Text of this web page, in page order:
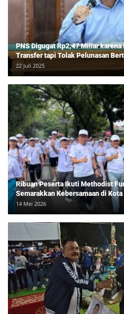
PNS Digugat Rp2,47 Miliar
Transfer tapi Tolak Pelunasan
Lawan Tipu Rp850 Juta
22 Juli 2025
Ribuan Peserta Ikuti Methodist
Semarakkan Kebersamaan di
14 Mei 2026